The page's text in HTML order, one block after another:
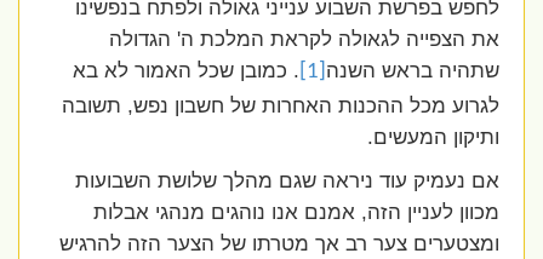
לחפש בפרשת השבוע ענייני גאולה ולפתח בנפשינו
את הצפייה לגאולה לקראת המלכת ה' הגדולה
שתהיה בראש השנה[1] . כמובן שכל האמור לא בא
לגרוע מכל ההכנות האחרות של חשבון נפש, תשובה
ותיקון המעשים.
אם נעמיק עוד ניראה שגם מהלך שלושת השבועות
מכוון לעניין הזה, אמנם אנו נוהגים מנהגי אבלות
ומצטערים צער רב אך מטרתו של הצער הזה להרגיש